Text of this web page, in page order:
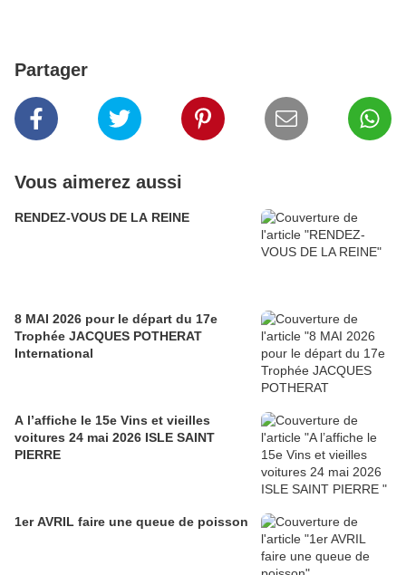
Partager
Vous aimerez aussi
RENDEZ-VOUS DE LA REINE
8 MAI 2026 pour le départ du 17e
Trophée JACQUES POTHERAT
International
A l’affiche le 15e Vins et vieilles
voitures 24 mai 2026 ISLE SAINT
PIERRE
1er AVRIL faire une queue de poisson